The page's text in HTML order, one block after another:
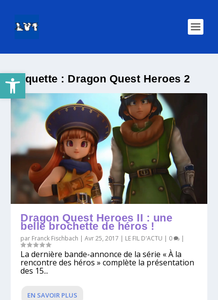
Ouvrir la barre d’outilsÉtiquette : Dragon Quest Heroes 2
Dragon Quest Heroes II : une
belle brochette de héros !
par Franck Fischbach |Avr 25, 2017 | LE FIL D'ACTU | 0 |
La dernière bande-annonce de la série « À la
rencontre des héros » complète la présentation
des 15...
EN SAVOIR PLUS